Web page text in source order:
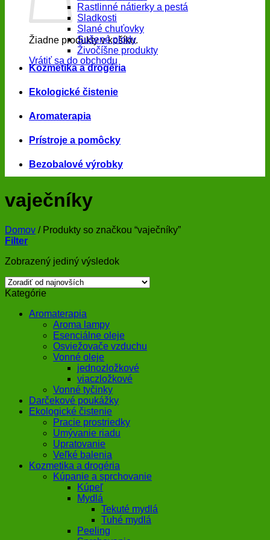
Žiadne produkty v košíku.
Vrátiť sa do obchodu
Rastlinné nátierky a pestá
Sladkosti
Slané chuťovky
Sušené plody
Živočíšne produkty
Kozmetika a drogéria
Ekologické čistenie
Aromaterapia
Prístroje a pomôcky
Bezobalové výrobky
vaječníky
Domov /Produkty so značkou “vaječníky”
Filter
Zobrazený jediný výsledok
Kategórie
Aromaterapia
Aroma lampy
Esenciálne oleje
Osviežovače vzduchu
Vonné oleje
jednozložkové
viaczložkové
Vonné tyčinky
Darčekové poukážky
Ekologické čistenie
Pracie prostriedky
Umývanie riadu
Upratovanie
Veľké balenia
Kozmetika a drogéria
Kúpanie a sprchovanie
Kúpeľ
Mydlá
Tekuté mydlá
Tuhé mydlá
Peeling